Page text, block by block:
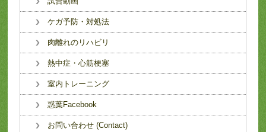
ケガ予防・対処法
肉離れのリハビリ
熱中症・心筋梗塞
室内トレーニング
惑葉Facebook
お問い合わせ (Contact)